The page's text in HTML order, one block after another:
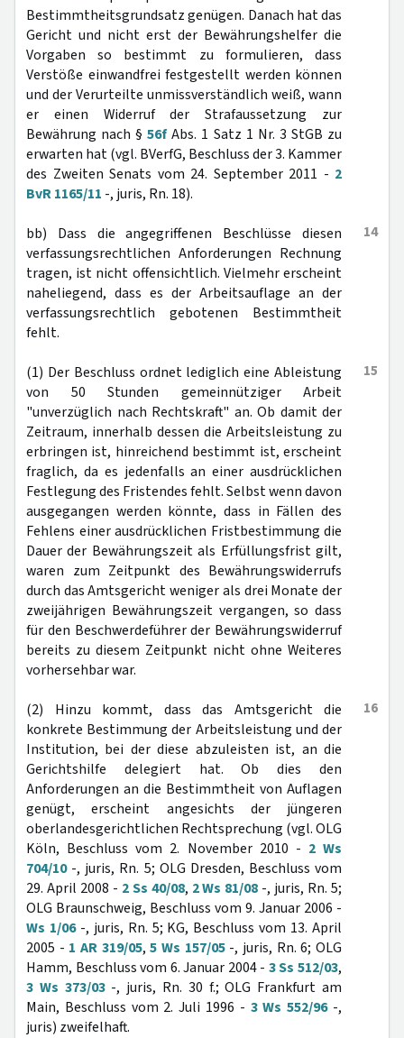
Bestimmtheitsgrundsatz genügen. Danach hat das
Gericht und nicht erst der Bewährungshelfer die
Vorgaben so bestimmt zu formulieren, dass
Verstöße einwandfrei festgestellt werden können
und der Verurteilte unmissverständlich weiß, wann
er einen Widerruf der Strafaussetzung zur
Bewährung nach §56f Abs. 1 Satz 1 Nr. 3 StGB zu
erwarten hat (vgl. BVerfG, Beschluss der 3. Kammer
des Zweiten Senats vom 24. September 2011 - 2
BvR 1165/11 -, juris, Rn. 18).
14
bb) Dass die angegriffenen Beschlüsse diesen
verfassungsrechtlichen Anforderungen Rechnung
tragen, ist nicht offensichtlich. Vielmehr erscheint
naheliegend, dass es der Arbeitsauflage an der
verfassungsrechtlich gebotenen Bestimmtheit
fehlt.
15
(1) Der Beschluss ordnet lediglich eine Ableistung
von 50 Stunden gemeinnütziger Arbeit
"unverzüglich nach Rechtskraft" an. Ob damit der
Zeitraum, innerhalb dessen die Arbeitsleistung zu
erbringen ist, hinreichend bestimmt ist, erscheint
fraglich, da es jedenfalls an einer ausdrücklichen
Festlegung des Fristendes fehlt. Selbst wenn davon
ausgegangen werden könnte, dass in Fällen des
Fehlens einer ausdrücklichen Fristbestimmung die
Dauer der Bewährungszeit als Erfüllungsfrist gilt,
waren zum Zeitpunkt des Bewährungswiderrufs
durch das Amtsgericht weniger als drei Monate der
zweijährigen Bewährungszeit vergangen, so dass
für den Beschwerdeführer der Bewährungswiderruf
bereits zu diesem Zeitpunkt nicht ohne Weiteres
vorhersehbar war.
16
(2) Hinzu kommt, dass das Amtsgericht die
konkrete Bestimmung der Arbeitsleistung und der
Institution, bei der diese abzuleisten ist, an die
Gerichtshilfe delegiert hat. Ob dies den
Anforderungen an die Bestimmtheit von Auflagen
genügt, erscheint angesichts der jüngeren
oberlandesgerichtlichen Rechtsprechung (vgl. OLG
Köln, Beschluss vom 2. November 2010 - 2 Ws
704/10-, juris, Rn. 5; OLG Dresden, Beschluss vom
29. April 2008 - 2 Ss 40/08, 2 Ws 81/08 -, juris, Rn. 5;
OLG Braunschweig, Beschluss vom 9. Januar 2006 -
Ws 1/06-, juris, Rn. 5; KG, Beschluss vom 13. April
2005 - 1 AR 319/05,5 Ws 157/05-, juris, Rn. 6; OLG
Hamm, Beschluss vom 6. Januar 2004 - 3 Ss 512/03,
3 Ws 373/03-, juris, Rn. 30 f.; OLG Frankfurt am
Main, Beschluss vom 2. Juli 1996 - 3 Ws 552/96-,
juris) zweifelhaft.